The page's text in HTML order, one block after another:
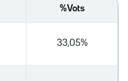
%Vots
33,05%